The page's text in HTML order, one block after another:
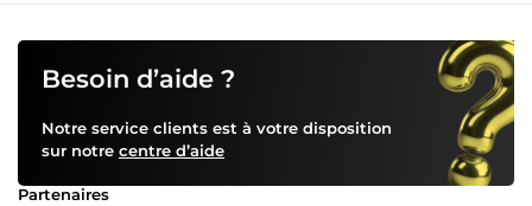
Besoin d’aide ?
Notre service clients est à votre disposition
sur notre centre d’aide
Partenaires